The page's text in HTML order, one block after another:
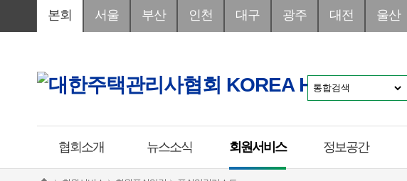
본회 서울 부산 인천 대구 광주 대전 울산
협회소개 뉴스소식 회원서비스 정보공간